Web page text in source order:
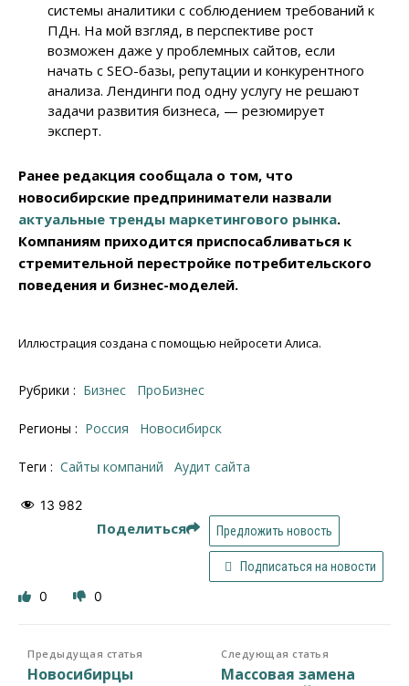
системы аналитики с соблюдением требований к
ПДн. На мой взгляд, в перспективе рост
возможен даже у проблемных сайтов, если
начать с SEO-базы, репутации и конкурентного
анализа. Лендинги под одну услугу не решают
задачи развития бизнеса, — резюмирует
эксперт.
Ранее редакция сообщала о том, что
новосибирские предприниматели назвали
актуальные тренды маркетингового рынка.
Компаниям приходится приспосабливаться к
стремительной перестройке потребительского
поведения и бизнес-моделей.
Иллюстрация создана с помощью нейросети Алиса.
Рубрики : Бизнес ПроБизнес
Регионы : Россия Новосибирск
Теги : Сайты компаний аудит сайта
13 982
Поделиться Предложить новость
Подписаться на новости
0 0
Предыдущая статья
Новосибирцы
Следующая статья
Массовая замена